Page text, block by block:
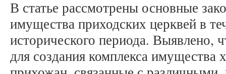
В статье рассмотрены основные
имущества приходских церквей в
исторического периода. Выявлено,
для создания комплекса